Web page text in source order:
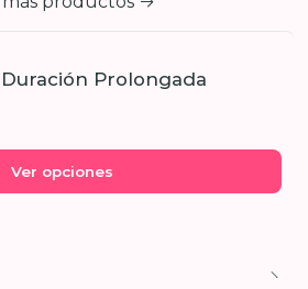
Prolongada
Ver opciones